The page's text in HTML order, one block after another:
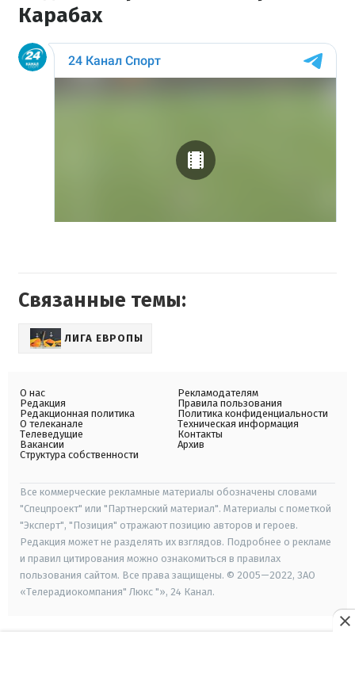
Карабах
Связанные темы:
ЛИГА ЕВРОПЫ
О нас
Редакция
Редакционная политика
О телеканале
Телеведущие
Вакансии
Структура собственности
Рекламодателям
Правила пользования
Политика конфиденциальности
Техническая информация
Контакты
Архив
Все коммерческие рекламные материалы обозначены словами
"Спецпроект" или "Партнерский материал". Материалы с пометкой
"Эксперт", "Позиция" отражают позицию авторов и героев.
Редакция может не разделять их взглядов. Подробнее о рекламе
и правил цитирования можно ознакомиться в правилах
пользования сайтом. Все права защищены. © 2005—2022, ЗАО
«Телерадиокомпания" Люкс "», 24 Канал.